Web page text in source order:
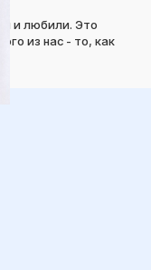
и любили. Это
из нас - то, как